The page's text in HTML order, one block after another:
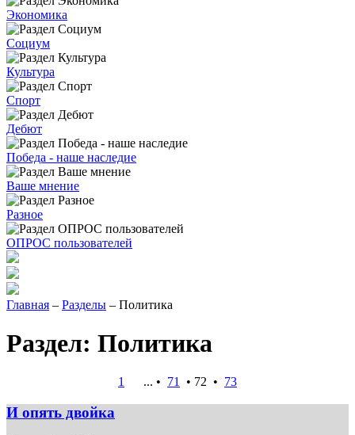
Экономика
Социум
Культура
Спорт
Дебют
Победа - наше наследие
Ваше мнение
Разное
ОПРОС пользователей
Главная – Разделы – Политика
Раздел: Политика
1 ... • 71 • 72 • 73
И опять двойка